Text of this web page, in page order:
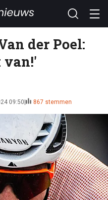
der Poel:
van!'
09:50 867 stemmen